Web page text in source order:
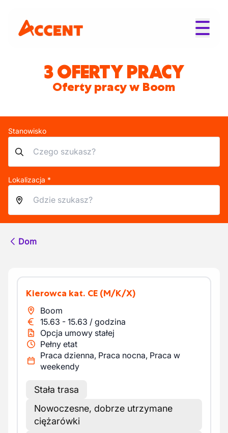
3 OFERTY PRACY
Oferty pracy w Boom
Stanowisko
Lokalizacja *
Dom
Kierowca kat. CE (M/K/X)
Boom
15.63 - 15.63 / godzina
Opcja umowy stałej
Pełny etat
Praca dzienna, Praca nocna, Praca w
weekendy
Stała trasa
Nowoczesne, dobrze utrzymane
ciężarówki